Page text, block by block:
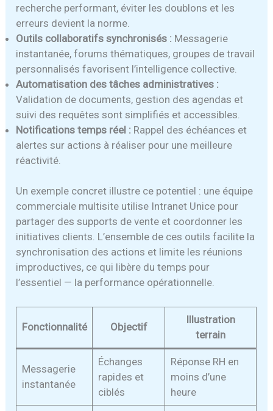
recherche performant, éviter les doublons et les
erreurs devient la norme.
Outils collaboratifs synchronisés : Messagerie
instantanée, forums thématiques, groupes de travail
personnalisés favorisent l’intelligence collective.
Automatisation des tâches administratives :
Validation de documents, gestion des agendas et
suivi des requêtes sont simplifiés et accessibles.
Notifications temps réel : Rappel des échéances et
alertes sur actions à réaliser pour une meilleure
réactivité.
Un exemple concret illustre ce potentiel : une équipe
commerciale multisite utilise Intranet Unice pour
partager des supports de vente et coordonner les
initiatives clients. L’ensemble de ces outils facilite la
synchronisation des actions et limite les réunions
improductives, ce qui libère du temps pour
l’essentiel — la performance opérationnelle.
Fonctionnalité Objectif
Illustration
terrain
Messagerie
instantanée
Échanges
rapides et
ciblés
Réponse RH en
moins d’une
heure